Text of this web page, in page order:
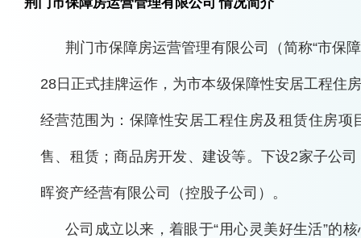
荆门市保障房运营管理有限公司（简称“市保
28日正式挂牌运作，为市本级保障性安居工程住
经营范围为：保障性安居工程住房及租赁住房
售、租赁；商品房开发、建设等。下设2家子公
晖资产经营有限公司（控股子公司）。
公司成立以来，着眼于“用心灵美好生活”的